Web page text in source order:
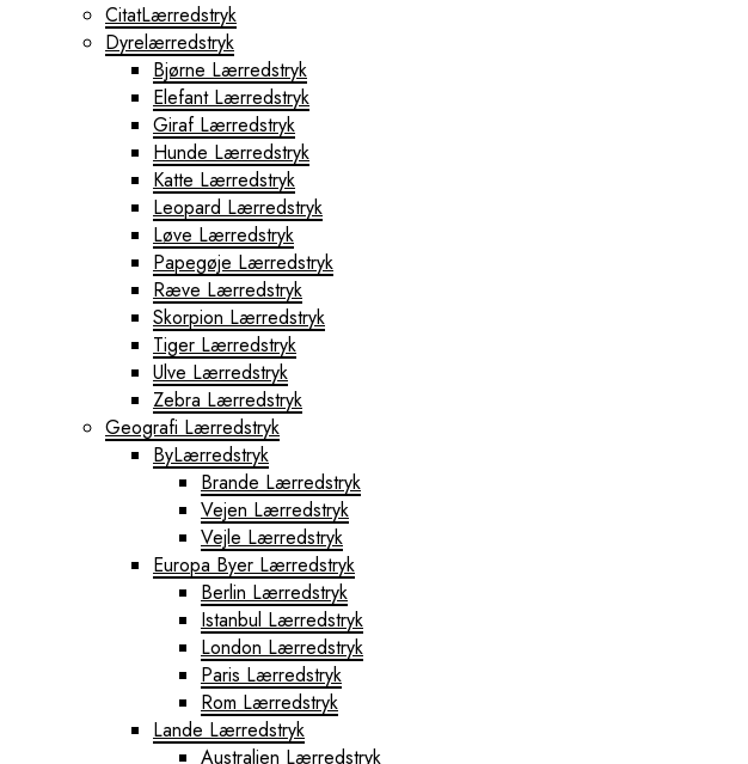
CitatLærredstryk
Dyrelærredstryk
Bjørne Lærredstryk
Elefant Lærredstryk
Giraf Lærredstryk
Hunde Lærredstryk
Katte Lærredstryk
Leopard Lærredstryk
Løve Lærredstryk
Papegøje Lærredstryk
Ræve Lærredstryk
Skorpion Lærredstryk
Tiger Lærredstryk
Ulve Lærredstryk
Zebra Lærredstryk
Geografi Lærredstryk
ByLærredstryk
Brande Lærredstryk
Vejen Lærredstryk
Vejle Lærredstryk
Europa Byer Lærredstryk
Berlin Lærredstryk
Istanbul Lærredstryk
London Lærredstryk
Paris Lærredstryk
Rom Lærredstryk
Lande Lærredstryk
Australien Lærredstryk